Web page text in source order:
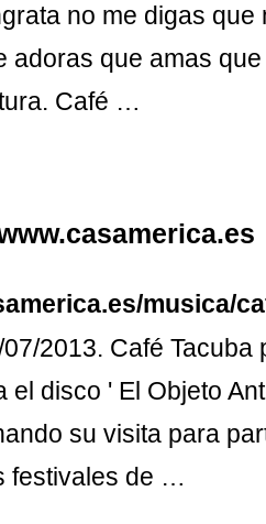
no me digas que
adoras que amas
Café …
musica/
2013. Café Tacuba
el disco ' El Objeto
su visita para
festivales de …